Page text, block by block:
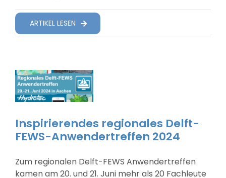
ARTIKEL LESEN
Inspirierendes regionales Delft-
FEWS-Anwendertreffen 2024
Zum regionalen Delft-FEWS Anwendertreffen
kamen am 20. und 21. Juni mehr als 20 Fachleute